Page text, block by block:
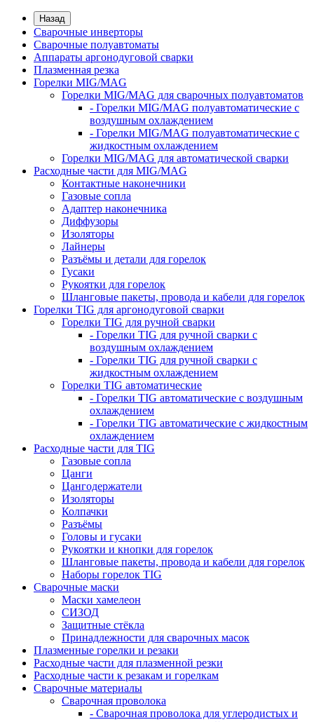
Назад
Сварочные инверторы
Сварочные полуавтоматы
Аппараты аргонодуговой сварки
Плазменная резка
Горелки MIG/MAG
Горелки MIG/MAG для сварочных полуавтоматов
- Горелки MIG/MAG полуавтоматические с
воздушным охлаждением
- Горелки MIG/MAG полуавтоматические с
жидкостным охлаждением
Горелки MIG/MAG для автоматической сварки
Расходные части для MIG/MAG
Контактные наконечники
Газовые сопла
Адаптер наконечника
Диффузоры
Изоляторы
Лайнеры
Разъёмы и детали для горелок
Гусаки
Рукоятки для горелок
Шланговые пакеты, провода и кабели для горелок
Горелки TIG для аргонодуговой сварки
Горелки TIG для ручной сварки
- Горелки TIG для ручной сварки с
воздушным охлаждением
- Горелки TIG для ручной сварки с
жидкостным охлаждением
Горелки TIG автоматические
- Горелки TIG автоматические с воздушным
охлаждением
- Горелки TIG автоматические с жидкостным
охлаждением
Расходные части для TIG
Газовые сопла
Цанги
Цангодержатели
Изоляторы
Колпачки
Разъёмы
Головы и гусаки
Рукоятки и кнопки для горелок
Шланговые пакеты, провода и кабели для горелок
Наборы горелок TIG
Сварочные маски
Маски хамелеон
СИЗОД
Защитные стёкла
Принадлежности для сварочных масок
Плазменные горелки и резаки
Расходные части для плазменной резки
Расходные части к резакам и горелкам
Сварочные материалы
Сварочная проволока
- Сварочная проволока для углеродистых и